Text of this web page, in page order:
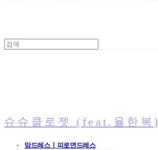
슈슈클로젯 (feat.율한복)
맘드레스ㅣ피로연드레스